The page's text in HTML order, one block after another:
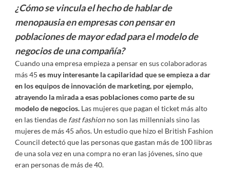
¿Cómo se vincula el hecho de hablar de
menopausia en empresas con pensar en
poblaciones de mayor edad para el modelo de
negocios de una compañía?
Cuando una empresa empieza a pensar en sus colaboradoras
más 45 es muy interesante la capilaridad que se empieza a dar
en los equipos de innovación de marketing, por ejemplo,
atrayendo la mirada a esas poblaciones como parte de su
modelo de negocios.Las mujeres que pagan el ticket más alto
en las tiendas de fast fashionno son las millennials sino las
mujeres de más 45 años. Un estudio que hizo el British Fashion
Council detectó que las personas que gastan más de 100 libras
de una sola vez en una compra no eran las jóvenes, sino que
eran personas de más de 40.